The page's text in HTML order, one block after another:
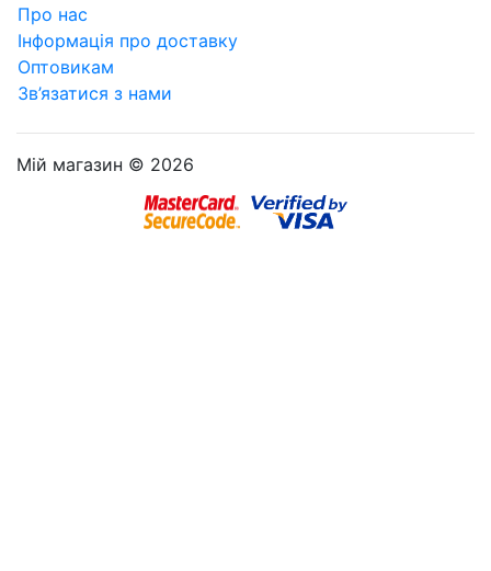
Про нас
Інформація про доставку
Оптовикам
Зв’язатися з нами
Мій магазин © 2026